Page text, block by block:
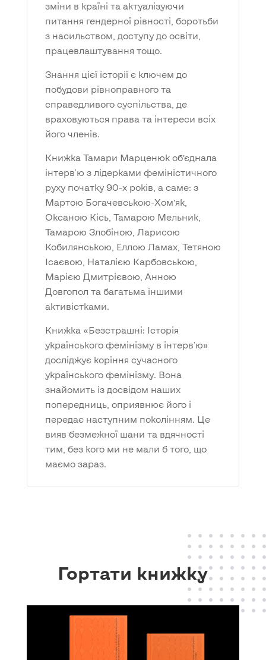
зміни в країні та актуалізуючи
питання гендерної рівності, боротьби
з насильством, доступу до освіти,
працевлаштування тощо.
Знання цієї історії є ключем до
побудови рівноправного та
справедливого суспільства, де
враховуються права та інтереси всіх
його членів.
Книжка Тамари Марценюк об’єднала
інтерв'ю з лідерками феміністичного
руху початку 90-х років, а саме: з
Мартою Богачевською-Хом’як,
Оксаною Кісь, Тамарою Мельник,
Тамарою Злобіною, Ларисою
Кобилянською, Еллою Ламах, Тетяною
Ісаєвою, Наталією Карбовською,
Марією Дмитрієвою, Анною
Довгопол та багатьма іншими
активістками.
Книжка «Безстрашні: Історія
українського фемінізму в інтерв'ю»
досліджує коріння сучасного
українського фемінізму. Вона
знайомить із досвідом наших
попередниць, оприявнює його і
передає наступним поколінням. Це
вияв безмежної шани та вдячності
тим, без кого ми не мали б того, що
маємо зараз.
Гортати книжку